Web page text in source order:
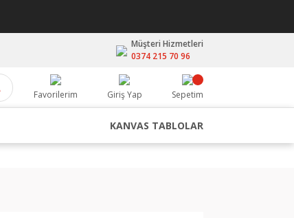
Müşteri Hizmetleri
0374 215 70 96
Favorilerim Giriş Yap Sepetim
KANVAS TABLOLAR